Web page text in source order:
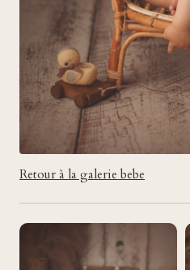
Retour à la galerie bebe